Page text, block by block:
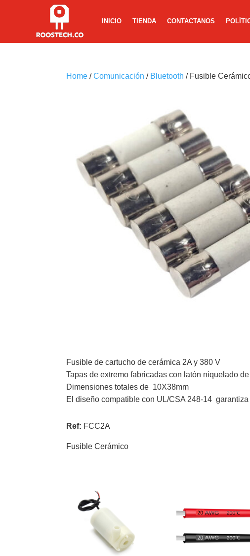
INICIO TIENDA CONTACTANOS
Home /Comunicación / Bluetooth / Fusible
Fusible de cartucho de cerámica 2A y 380 V
Tapas de extremo fabricadas con latón niquelado
Dimensiones totales de 10X38mm
El diseño compatible con UL/CSA 248-14
Ref: FCC2A
Fusible Cerámico